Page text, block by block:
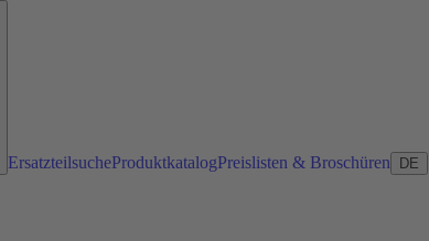
ErsatzteilsucheProduktkatalogPreislisten & Broschüren DE